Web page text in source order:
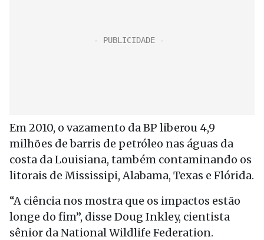
Em 2010, o vazamento da BP liberou 4,9
milhões de barris de petróleo nas águas da
costa da Louisiana, também contaminando os
litorais de Mississipi, Alabama, Texas e Flórida.
“A ciência nos mostra que os impactos estão
longe do fim”, disse Doug Inkley, cientista
sênior da National Wildlife Federation.